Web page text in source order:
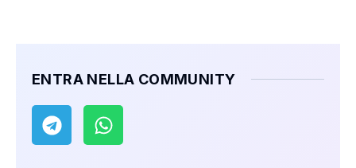
ENTRA NELLA COMMUNITY